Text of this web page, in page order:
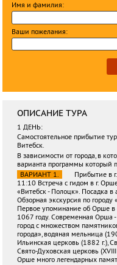
Имя и фамилия:
Ваши пожелания:
ОПИСАНИЕ ТУРА
1 ДЕНЬ:
Самостоятельное прибытие
Витебск.
В зависимости от города, в
варианта программы который
ВАРИАНТ 1.
Прибытие в
11:10 Встреча с гидом в г.
«Витебск - Полоцк». Посадка в
Обзорная экскурсия по
Первое упоминание об Орше в
1067 году. Современная Орша
город с множеством
города», водяная мельница
Ильинская церковь (1882 г.),
Свято-Духовская церковь
Орше много легендарных